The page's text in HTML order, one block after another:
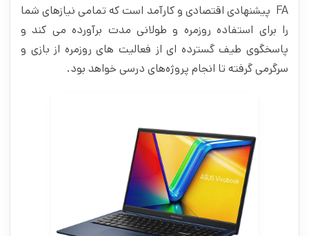
FA پیشنهادی اقتصادی و کارآمد است که تمامی نیازهای شما
را برای استفاده روزمره و طولانی مدت برآورده می کند و
پاسخگوی طیف گسترده ای از فعالیت های روزمره از بازی و
سرگرمی گرفته تا انجام پروژه‌های درسی خواهد بود.